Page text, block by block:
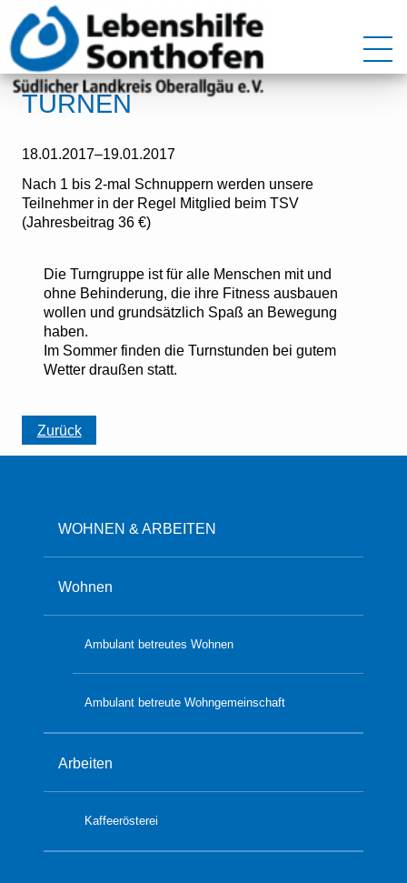
TURNEN
18.01.2017–19.01.2017
Nach 1 bis 2-mal Schnuppern werden unsere
Teilnehmer in der Regel Mitglied beim TSV
(Jahresbeitrag 36 €)
Die Turngruppe ist für alle Menschen mit und
ohne Behinderung, die ihre Fitness ausbauen
wollen und grundsätzlich Spaß an Bewegung
haben.
Im Sommer finden die Turnstunden bei gutem
Wetter draußen statt.
Zurück
WOHNEN & ARBEITEN
Wohnen
Ambulant betreutes Wohnen
Ambulant betreute Wohngemeinschaft
Arbeiten
Kaffeerösterei